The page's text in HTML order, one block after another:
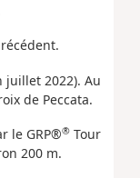
juillet 2022). Au
de Peccata.
le GRP®®Tour
200 m.